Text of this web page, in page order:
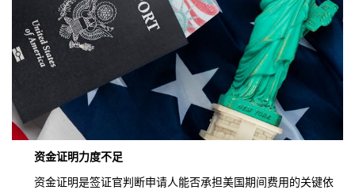
资金证明力度不足
资金证明是签证官判断申请人能否承担美国期间费用的关键依